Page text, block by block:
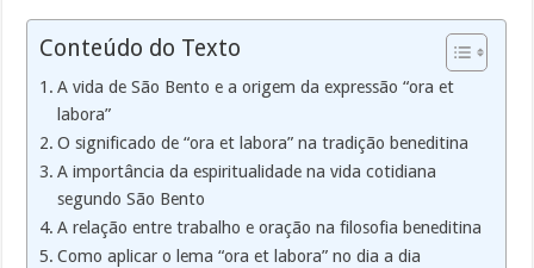
Conteúdo do Texto
A vida de São Bento e a origem da expressão “ora et
labora”
O significado de “ora et labora” na tradição beneditina
A importância da espiritualidade na vida cotidiana
segundo São Bento
A relação entre trabalho e oração na filosofia beneditina
Como aplicar o lema “ora et labora” no dia a dia